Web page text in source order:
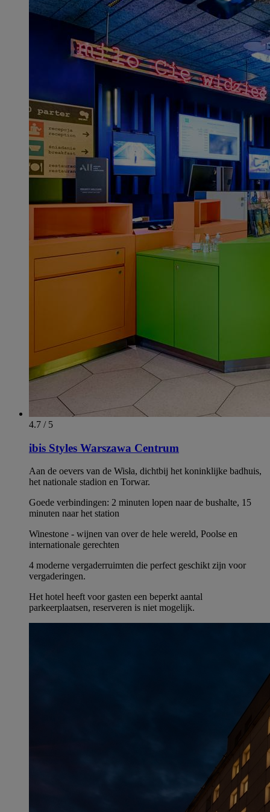
4.7 / 5
ibis Styles Warszawa Centrum
Aan de oevers van de Wisła, dichtbij het koninklijke badhuis,
het nationale stadion en Torwar.
Goede verbindingen: 2 minuten lopen naar de bushalte, 15
minuten naar het station
Winestone - wijnen van over de hele wereld, Poolse en
internationale gerechten
4 moderne vergaderruimten die perfect geschikt zijn voor
vergaderingen.
Het hotel heeft voor gasten een beperkt aantal
parkeerplaatsen, reserveren is niet mogelijk.